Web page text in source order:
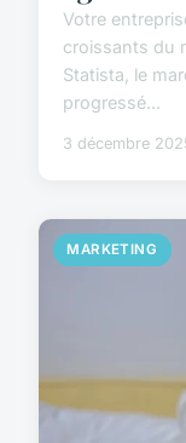
Votre
croissants du
Statista, le
progressé...
3 décembre
MARKETING